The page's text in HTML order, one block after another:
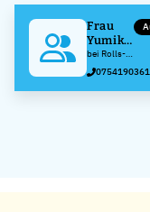
Frau
Yumiko
Mathias
bei Rolls-
Royce
Solutions
GmbH